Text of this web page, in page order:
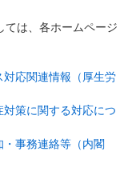
ては、各ホームページ
応関連情報（厚生労
策に関する対応につ
事務連絡等（内閣